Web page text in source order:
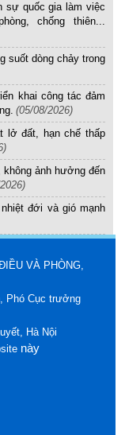
sự quốc gia làm việc
chống thiên...
suốt dòng chảy trong
khai công tác đảm
(05/08/2026)
lở đất, hạn chế thấp
không ảnh hưởng đến
đới và gió mạnh
VÀ PHÒNG,
Phó Cục trưởng
Hà Nội
này